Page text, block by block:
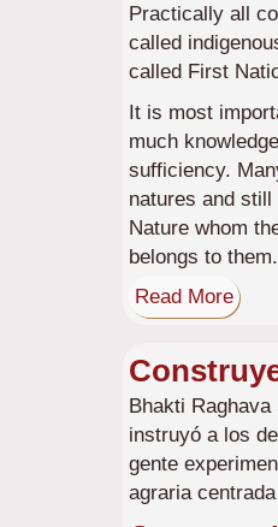
Practically all
called
called First
It is most
much
sufficiency.
natures and
Nature whom
belongs to them.
Read More
Bhakti
instruyó a los
gente
agraria